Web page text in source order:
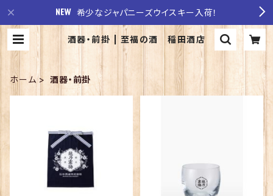
希少なジャパニーズウイスキー入荷！
酒器・前掛 | 至福の酒 稲田酒店
ホーム 酒器・前掛